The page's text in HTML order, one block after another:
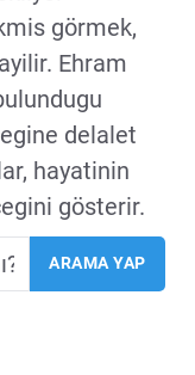
görmek,
Ehram
delalet
hayatinin
gösterir.